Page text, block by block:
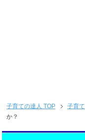
子育ての達人 TOP 子育て
か？